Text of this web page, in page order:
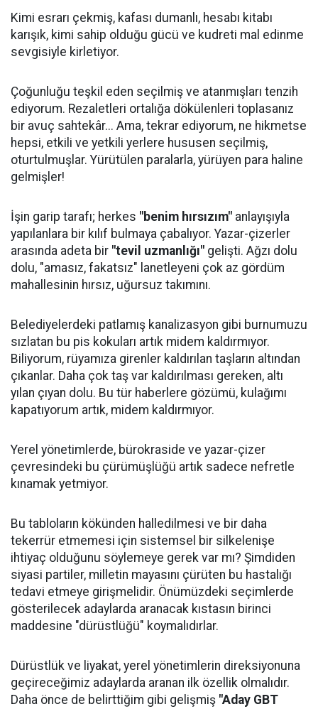
Kimi esrarı çekmiş, kafası dumanlı, hesabı kitabı
karışık, kimi sahip olduğu gücü ve kudreti mal edinme
sevgisiyle kirletiyor.
Çoğunluğu teşkil eden seçilmiş ve atanmışları tenzih
ediyorum. Rezaletleri ortalığa dökülenleri toplasanız
bir avuç sahtekâr... Ama, tekrar ediyorum, ne hikmetse
hepsi, etkili ve yetkili yerlere hususen seçilmiş,
oturtulmuşlar. Yürütülen paralarla, yürüyen para haline
gelmişler!
İşin garip tarafı; herkes "benim hırsızım" anlayışıyla
yapılanlara bir kılıf bulmaya çabalıyor. Yazar-çizerler
arasında adeta bir "tevil uzmanlığı" gelişti. Ağzı dolu
dolu, "amasız, fakatsız" lanetleyeni çok az gördüm
mahallesinin hırsız, uğursuz takımını.
Belediyelerdeki patlamış kanalizasyon gibi burnumuzu
sızlatan bu pis kokuları artık midem kaldırmıyor.
Biliyorum, rüyamıza girenler kaldırılan taşların altından
çıkanlar. Daha çok taş var kaldırılması gereken, altı
yılan çıyan dolu. Bu tür haberlere gözümü, kulağımı
kapatıyorum artık, midem kaldırmıyor.
Yerel yönetimlerde, bürokraside ve yazar-çizer
çevresindeki bu çürümüşlüğü artık sadece nefretle
kınamak yetmiyor.
Bu tabloların kökünden halledilmesi ve bir daha
tekerrür etmemesi için sistemsel bir silkelenişe
ihtiyaç olduğunu söylemeye gerek var mı? Şimdiden
siyasi partiler, milletin mayasını çürüten bu hastalığı
tedavi etmeye girişmelidir. Önümüzdeki seçimlerde
gösterilecek adaylarda aranacak kıstasın birinci
maddesine "dürüstlüğü" koymalıdırlar.
Dürüstlük ve liyakat, yerel yönetimlerin direksiyonuna
geçireceğimiz adaylarda aranan ilk özellik olmalıdır.
Daha önce de belirttiğim gibi gelişmiş "Aday GBT